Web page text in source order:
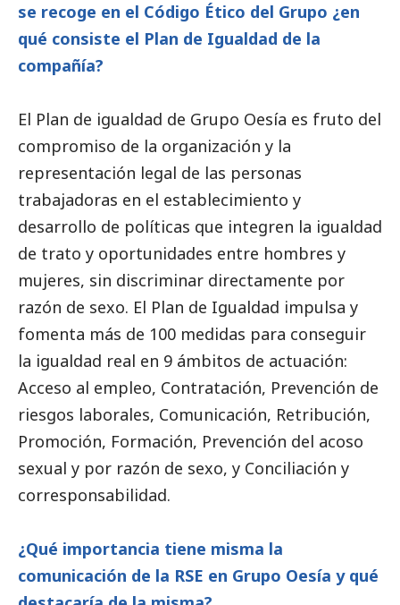
se recoge en el Código Ético del Grupo ¿en
qué consiste el Plan de Igualdad de la
compañía?
El Plan de igualdad de Grupo Oesía es fruto del
compromiso de la organización y la
representación legal de las personas
trabajadoras en el establecimiento y
desarrollo de políticas que integren la igualdad
de trato y oportunidades entre hombres y
mujeres, sin discriminar directamente por
razón de sexo. El Plan de Igualdad impulsa y
fomenta más de 100 medidas para conseguir
la igualdad real en 9 ámbitos de actuación:
Acceso al empleo, Contratación, Prevención de
riesgos laborales, Comunicación, Retribución,
Promoción, Formación, Prevención del acoso
sexual y por razón de sexo, y Conciliación y
corresponsabilidad.
¿Qué importancia tiene misma la
comunicación de la RSE en Grupo Oesía y qué